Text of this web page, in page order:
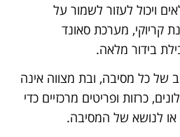
ויכול לעזור לשמור על
קריוקי, מערכת סאונד
בידור מלאה.
של כל מסיבה, ובת מצווה אינה
כרזות ופריטים מרכזיים כדי
לנושא של המסיבה.